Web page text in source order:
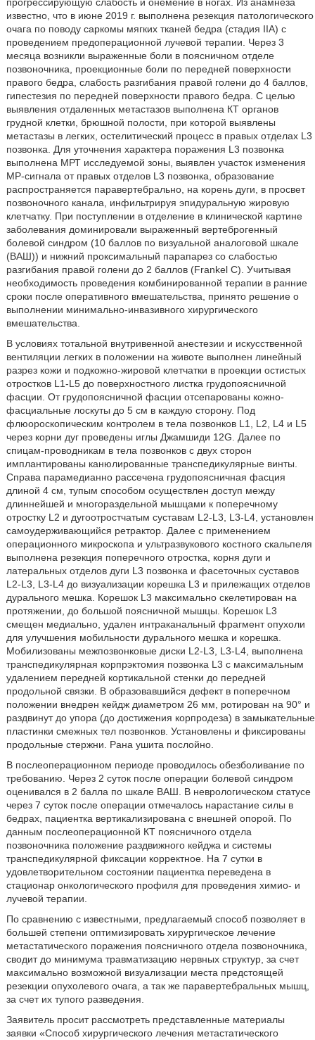
известно, что в июне 2019 г. выполнена резекция патологического
очага по поводу саркомы мягких тканей бедра (стадия IIА) с
проведением предоперационной лучевой терапии. Через 3
месяца возникли выраженные боли в поясничном отделе
позвоночника, проекционные боли по передней поверхности
правого бедра, слабость разгибания правой голени до 4 баллов,
гипестезия по передней поверхности правого бедра. С целью
выявления отдаленных метастазов выполнена КТ органов
грудной клетки, брюшной полости, при которой выявлены
метастазы в легких, остелитический процесс в правых отделах L3
позвонка. Для уточнения характера поражения L3 позвонка
выполнена МРТ исследуемой зоны, выявлен участок изменения
MP-сигнала от правых отделов L3 позвонка, образование
распространяется паравертебрально, на корень дуги, в просвет
позвоночного канала, инфильтрируя эпидуральную жировую
клетчатку. При поступлении в отделение в клинической картине
заболевания доминировали выраженный вертеброгенный
болевой синдром (10 баллов по визуальной аналоговой шкале
(ВАШ)) и нижний проксимальный парапарез со слабостью
разгибания правой голени до 2 баллов (Frankel С). Учитывая
необходимость проведения комбинированной терапии в ранние
сроки после оперативного вмешательства, принято решение о
выполнении минимально-инвазивного хирургического
вмешательства.
В условиях тотальной внутривенной анестезии и искусственной
вентиляции легких в положении на животе выполнен линейный
разрез кожи и подкожно-жировой клетчатки в проекции остистых
отростков L1-L5 до поверхностного листка грудопоясничной
фасции. От грудопоясничной фасции отсепарованы кожно-
фасциальные лоскуты до 5 см в каждую сторону. Под
флюороскопическим контролем в тела позвонков L1, L2, L4 и L5
через корни дуг проведены иглы Джамшиди 12G. Далее по
спицам-проводникам в тела позвонков с двух сторон
имплантированы канюлированные транспедикулярные винты.
Справа парамедианно рассечена грудопоясничная фасция
длиной 4 см, тупым способом осуществлен доступ между
длиннейшей и многораздельной мышцами к поперечному
отростку L2 и дугоотростчатым суставам L2-L3, L3-L4, установлен
самоудерживающийся ретрактор. Далее с применением
операционного микроскопа и ультразвукового костного скальпеля
выполнена резекция поперечного отростка, корня дуги и
латеральных отделов дуги L3 позвонка и фасеточных суставов
L2-L3, L3-L4 до визуализации корешка L3 и прилежащих отделов
дурального мешка. Корешок L3 максимально скелетирован на
протяжении, до большой поясничной мышцы. Корешок L3
смещен медиально, удален интраканальный фрагмент опухоли
для улучшения мобильности дурального мешка и корешка.
Мобилизованы межпозвонковые диски L2-L3, L3-L4, выполнена
транспедикулярная корпрэктомия позвонка L3 с максимальным
удалением передней кортикальной стенки до передней
продольной связки. В образовавшийся дефект в поперечном
положении внедрен кейдж диаметром 26 мм, ротирован на 90° и
раздвинут до упора (до достижения корпродеза) в замыкательные
пластинки смежных тел позвонков. Установлены и фиксированы
продольные стержни. Рана ушита послойно.
В послеоперационном периоде проводилось обезболивание по
требованию. Через 2 суток после операции болевой синдром
оценивался в 2 балла по шкале ВАШ. В неврологическом статусе
через 7 суток после операции отмечалось нарастание силы в
бедрах, пациентка вертикализирована с внешней опорой. По
данным послеоперационной КТ поясничного отдела
позвоночника положение раздвижного кейджа и системы
транспедикулярной фиксации корректное. На 7 сутки в
удовлетворительном состоянии пациентка переведена в
стационар онкологического профиля для проведения химио- и
лучевой терапии.
По сравнению с известными, предлагаемый способ позволяет в
большей степени оптимизировать хирургическое лечение
метастатического поражения поясничного отдела позвоночника,
сводит до минимума травматизацию нервных структур, за счет
максимально возможной визуализации места предстоящей
резекции опухолевого очага, а так же паравертебральных мышц,
за счет их тупого разведения.
Заявитель просит рассмотреть представленные материалы
заявки «Способ хирургического лечения метастатического